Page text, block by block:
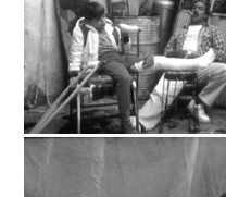
YA LA
YA LA HICIMOS, ARCHIVO
TELEVICINE